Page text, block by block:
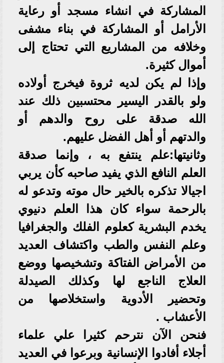
المشاركة في انشاء مسجد أو رعاية
الأرامل أو المشاركة في بناء مشفى
وخلافه من المشاريع التي تحتاج إلى
أموال كثيرة.
وإذا لم يكن لديه ثروة فيخرج أولاده
ولو بالقدر اليسير محتسبين ذلك عند
الله صدقة على روح والدهم أو
والدتهم أو أهل الفضل عليهم.
وثانيتها:علم ينتفع به ، وإنما صدقة
العلم النافع الذي يفيد صاحبه كأن يربي
اجيالا تذكره بالخير حال موته وتدعو له
بالرحمة سواء كان هذا العلم دنيوي
يخدم البشرية كعلوم الفلك والجغرافيا
وعلم النفس والطب واكتشاف العديد
من الأمراض الفتاكة وتشخيصها ووضع
العلاج الناجع لها وكذلك الصيدلة
وتحضير الأدوية واستخلاصها من
الأعشاب .
فنحن الآن نترحم كثيرا علي علماء
أجلاء أفادوا الإنسانية وبرعوا في العديد